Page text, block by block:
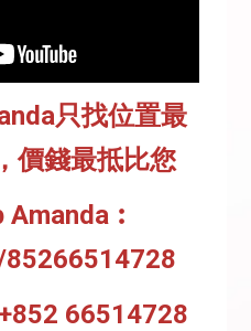
只找位置最
價錢最抵比您
66514728